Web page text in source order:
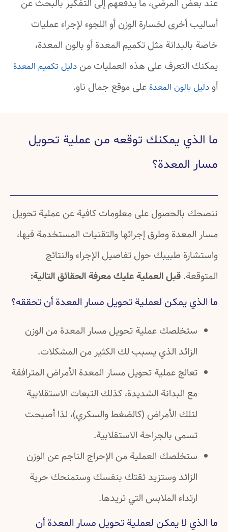
عند بعض المرضى، ما يدفعهم إلى التفكير بالبحث عن
أساليب أخرى لخسارة الوزن أو اللجوء لإجراء عمليات
خاصة بالبدانة مثل تكميم المعدة أو بالون المعدة،
يمكنك التعرف على هذه العمليات من دليل تكميم المعدة
أودليل بالون المعدةعلى موقع جمال ناو.
ما الذي يمكنك توقعه من عملية تحويل
مسار المعدة؟
ننصحك بالحصول على معلومات كافية عن عملية تحويل
مسار المعدة وطرق إجرائها والتقنيات المستخدمة فيها،
واستشارة طبيبك حول تفاصيل الإجراء والنتائج
المتوقعة. قبل العملية عليك معرفة الحقائق التالية:
ما الذي يمكن لعملية تحويل مسار المعدة أن تحققه؟
ستخلصك عملية تحويل مسار المعدة من الوزن
الزائد الذي يسبب لك الكثير من المشكلات.
تعالج عملية تحويل مسار المعدة الأمراض المترافقة
مع البدانة الشديدة، كذلك التبعات الاستقلابية
لتلك الأمراض (كالضغط والسكري)، لذا أصبحت
تسمى بالجراحة الاستقلابية.
ستخلصك العملية من الإحراج الناجم عن الوزن
الزائد وستزيد ثقتك بنفسك وستمنحك حرية
ارتداء الملابس التي تريدها.
ما الذي لا يمكن لعملية تحويل مسار المعدة أن